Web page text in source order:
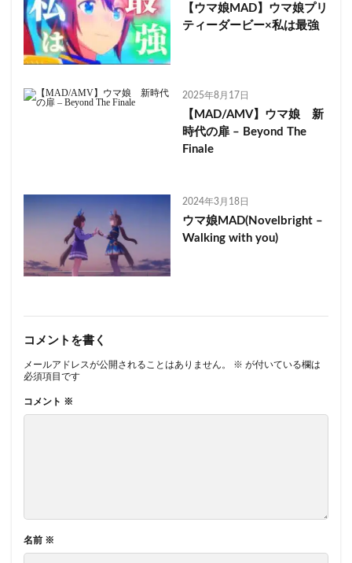
【ウマ娘MAD】ウマ娘プリ
ティーダービー×私は最強
2025年8月17日
【MAD/AMV】ウマ娘 新
時代の扉 – Beyond The
Finale
2024年3月18日
ウマ娘MAD(Novelbright –
Walking with you)
コメントを書く
メールアドレスが公開されることはありません。 ※ が付いている欄は
必須項目です
コメント ※
名前 ※